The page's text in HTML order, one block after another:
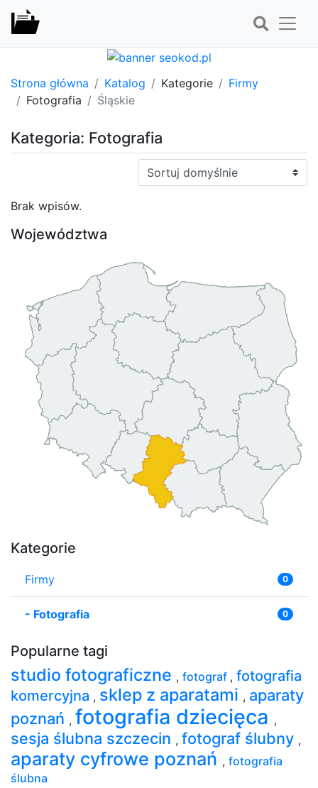
Strona główna Katalog Kategorie
Firmy
Fotografia
Śląskie
Kategoria: Fotografia
Sortuj:
Brak wpisów.
Województwa
Kategorie
Firmy 0
- Fotografia 0
Popularne tagi
studio fotograficzne , fotograf , fotografia
komercyjna , sklep z aparatami , aparaty
poznań , fotografia dziecięca ,
sesja ślubna szczecin , fotograf ślubny ,
aparaty cyfrowe poznań , fotografia
ślubna